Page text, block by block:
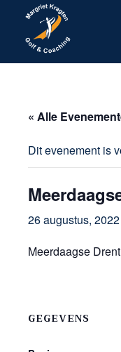
« Alle
Dit evenement is
26 augustus, 2022
Meerdaagse
GEGEVENS